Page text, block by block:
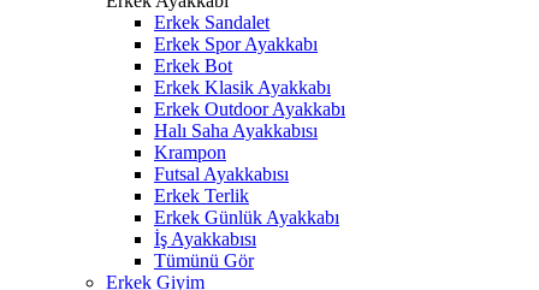
Erkek Sandalet
Erkek Spor Ayakkabı
Erkek Bot
Erkek Klasik Ayakkabı
Erkek Outdoor Ayakkabı
Halı Saha Ayakkabısı
Krampon
Futsal Ayakkabısı
Erkek Terlik
Erkek Günlük Ayakkabı
İş Ayakkabısı
Tümünü Gör
Erkek Giyim